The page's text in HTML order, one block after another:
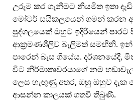
උරුම කර ගැනීමට නියමිත ඉතා
මෝටර් සයිකලයෙන් ගමන් කරන
පුද්ගලයෙක් ඔහුට ඉදිරියෙන්
ආක්‍රමණශීලීව බැලීමත් සමඟිනි.
පාරෙන් බැස ගියේය. දර්ශනයේදී,
විට නිර්මාතෘවරයාගේ නම
ලෙස හැඟුණු අතර, ඔහු ඔහුව
ආසන්න කාලයක් ගතවී තිබුණි.